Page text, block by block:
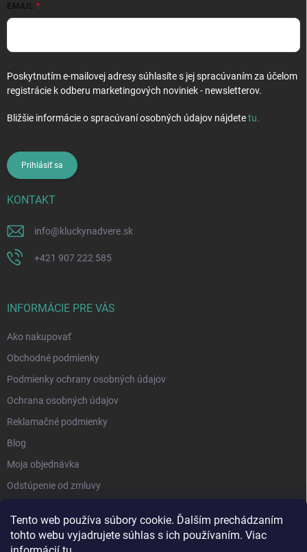
Tento web používa súbory cookie. Ďalším prechádzaním
tohto webu vyjadrujete súhlas s ich používaním. Viac
EMAIL
Poskytnutím e-mailovej adresy súhlasíte s jej spracúvaním za účelom
registrácie k odberu marketingových noviniek - newsletterov.
Bližšie informácie o spracúvaní osobných údajov nájdetetu.
Prihlásiť sa
KONTAKT
info@kluckynadvere.sk
+421 907 222 585
INFORMÁCIE PRE VÁS
Ako nakupovať
Obchodné podmienky
Podmienky ochrany osobných údajov
Ochrana osobných údajov
Reklamačné podmienky
Blog
Moja objednávka
Odstúpenie od zmluvy